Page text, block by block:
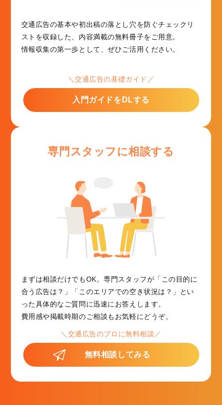
交通広告の基本や初出稿の落とし穴を防ぐチェックリ
ストを収録した、内容満載の無料冊子をご用意。
情報収集の第一歩として、ぜひご活用ください。
＼交通広告の基礎ガイド／
入門ガイドをDLする
専門スタッフに相談する
まずは相談だけでもOK。専門スタッフが「この目的に
合う広告は？」「このエリアでの空き状況は？」とい
った具体的なご質問に迅速にお答えします。
費用感や掲載時期のご相談もお気軽にどうぞ。
＼交通広告のプロに無料相談／
無料相談してみる